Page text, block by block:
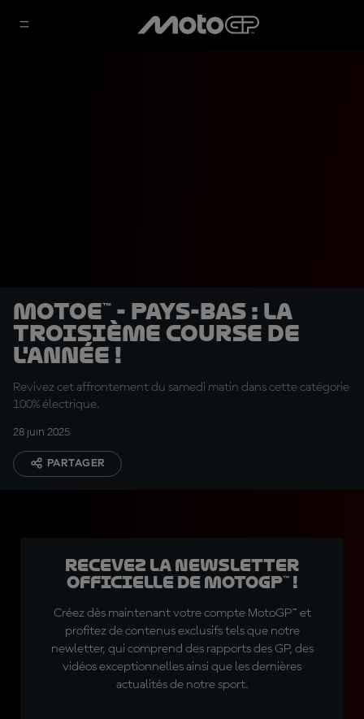
MotoE™ - Pays-Bas : la
troisième course de
l'année !
Revivez cet affrontement du samedi matin dans cette catégorie
100% électrique.
28 juin 2025
PARTAGER
Recevez la Newsletter
officielle de MotoGP™ !
Créez dès maintenant votre compte MotoGP™ et
profitez de contenus exclusifs tels que notre
newletter, qui comprend des rapports des GP, des
vidéos exceptionnelles ainsi que les dernières
actualités de notre sport.